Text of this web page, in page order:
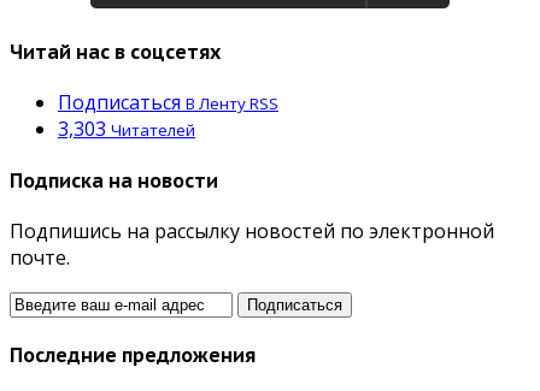
Читай нас в соцсетях
Подписаться В Ленту RSS
3,303 Читателей
Подписка на новости
Подпишись на рассылку новостей по электронной
почте.
Последние предложения